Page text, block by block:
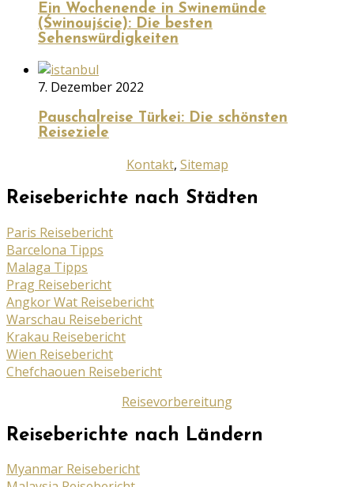
Ein Wochenende in Swinemünde
(Świnoujście): Die besten
Sehenswürdigkeiten
7. Dezember 2022
Pauschalreise Türkei: Die schönsten
Reiseziele
Kontakt, Sitemap
Reiseberichte nach Städten
Paris Reisebericht
Barcelona Tipps
Malaga Tipps
Prag Reisebericht
Angkor Wat Reisebericht
Warschau Reisebericht
Krakau Reisebericht
Wien Reisebericht
Chefchaouen Reisebericht
Reisevorbereitung
Reiseberichte nach Ländern
Myanmar Reisebericht